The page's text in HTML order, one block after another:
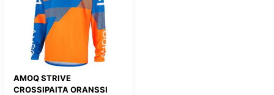
AMOQ STRIVE
CROSSIPAITA ORANSSI